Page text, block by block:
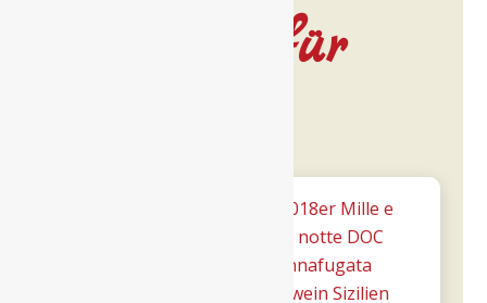
Leckeres für